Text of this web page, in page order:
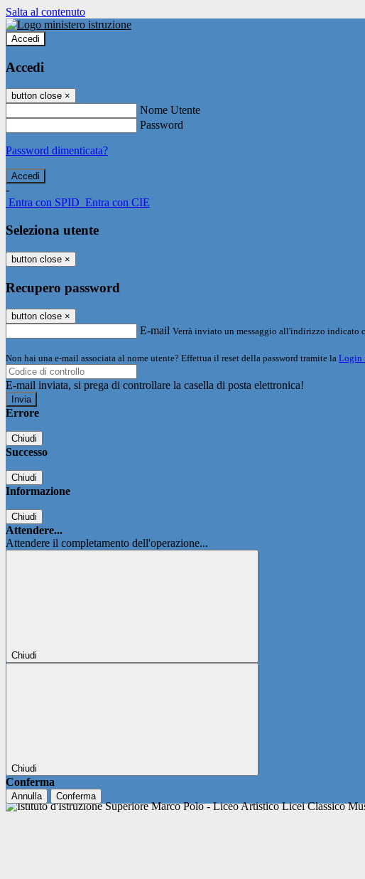
Salta al contenuto
Accedi
Accedi
button close ×
Nome Utente
Password
Password dimenticata?
-
Entra con SPID Entra con CIE
Seleziona utente
button close ×
Recupero password
button close ×
E-mail Verrà inviato un messaggio all'indirizzo indicato
Non hai una e-mail associata al nome utente? Effettua il reset della password tramite la Login
E-mail inviata, si prega di controllare la casella di posta elettronica!
Errore
Chiudi
Successo
Chiudi
Informazione
Chiudi
Attendere...
Attendere il completamento dell'operazione...
Chiudi
Chiudi
Conferma
Annulla Conferma